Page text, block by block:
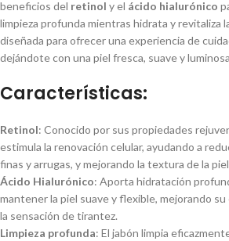
beneficios del retinol y el ácido hialurónico
limpieza profunda mientras hidrata y revitaliza
diseñada para ofrecer una experiencia de
dejándote con una piel fresca, suave y
Características:
Retinol: Conocido por sus propiedades
estimula la renovación celular, ayudando a
finas y arrugas, y mejorando la textura de la
Ácido Hialurónico: Aporta hidratación
mantener la piel suave y flexible, mejorando
la sensación de tirantez.
Limpieza profunda: El jabón limpia